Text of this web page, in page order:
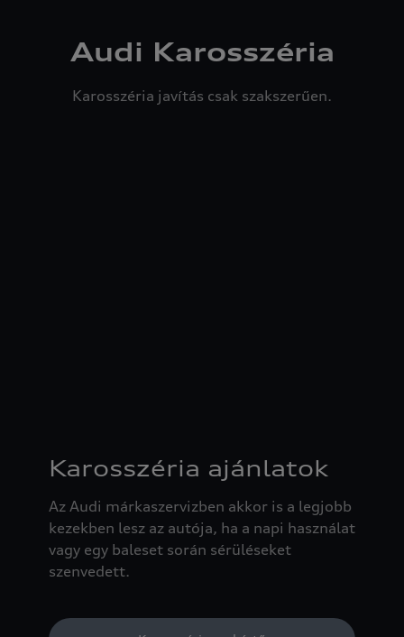
Audi Karosszéria
Karosszéria javítás csak szakszerűen.
Karosszéria ajánlatok
Az Audi márkaszervizben akkor is a legjobb
kezekben lesz az autója, ha a napi használat
vagy egy baleset során sérüléseket
szenvedett.